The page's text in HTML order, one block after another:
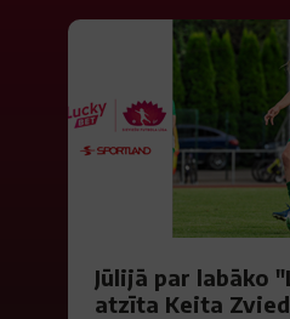
Jūlijā par labāko
atzīta Keita